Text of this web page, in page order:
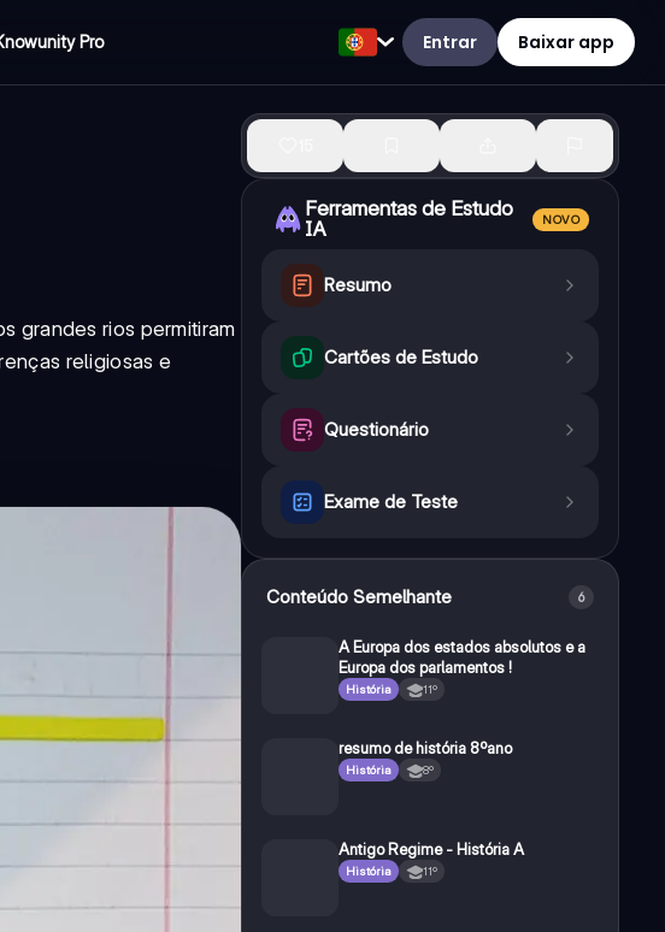
Pro Entrar Baixar app
grandes rios permitiram
religiosas e
Ferramentas de Estudo
IA
NOVO
Resumo
Cartões de Estudo
Questionário
Exame de Teste
Conteúdo Semelhante 6
A Europa dos estados absolutos e a
Europa dos parlamentos !
História 11º
resumo de história 8ºano
História 8º
Antigo Regime - História A
História 11º